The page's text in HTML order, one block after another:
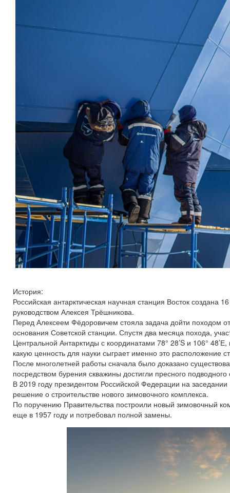
История:
Российская антарктическая научная станция Восток создана
руководством Алексея Трёшникова.
Перед Алексеем Фёдоровичем стояла задача дойти походом
основания Советской станции. Спустя два месяца похода,
Центральной Антарктиды с координатами 78° 28’S и 106°
какую ценность для науки сыграет именно это расположение
После многолетней работы сначала было доказано
посредством бурения скважины достигли пресного
В 2019 году президентом Российской Федерации на
решение о строительстве нового зимовочного комплекса.
По поручению Правительства построили новый зимовочный
еще в 1957 году и потребовал полной замены.